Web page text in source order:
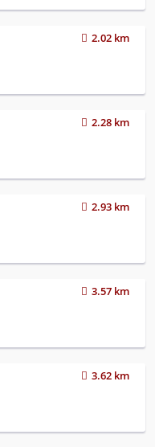
2.02 km
2.28 km
2.93 km
3.57 km
3.62 km